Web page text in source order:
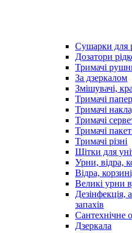
Сушарки для
Дозатори
Тримачі
За дзеркалом
Змішувачі,
Тримачі
Тримачі
Тримачі
Тримачі
Тримачі різні
Щітки для
Урни, відра,
Відра,
Великі урни
Дезінфекція,
запахів
Сантехнічне
Дзеркала